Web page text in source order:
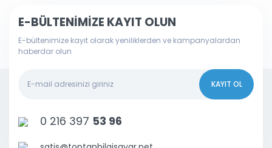
E-BÜLTENİMİZE KAYIT OLUN
E-bültenimize kayıt olarak yeniliklerden ve kampanyalardan
haberdar olun
KAYIT OL
0 216 397 53 96